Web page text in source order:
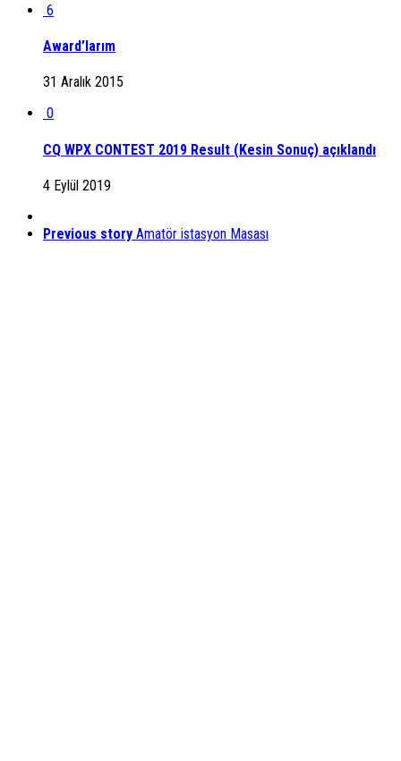
6
Award’larım
31 Aralık 2015
0
CQ WPX CONTEST 2019 Result (Kesin Sonuç) açıklandı
4 Eylül 2019
Previous story Amatör istasyon Masası